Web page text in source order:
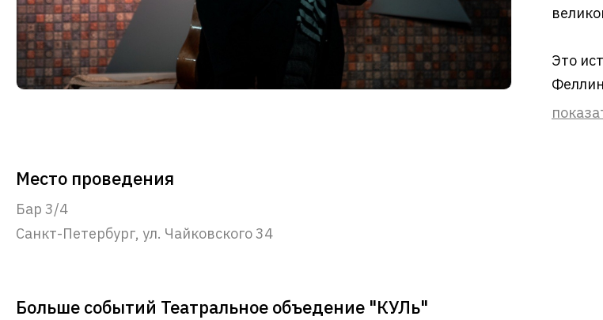
Это
Место проведения
Бар 3/4
Санкт-Петербург, ул. Чайковского 34
Больше событий Театральное объедение "КУЛь"